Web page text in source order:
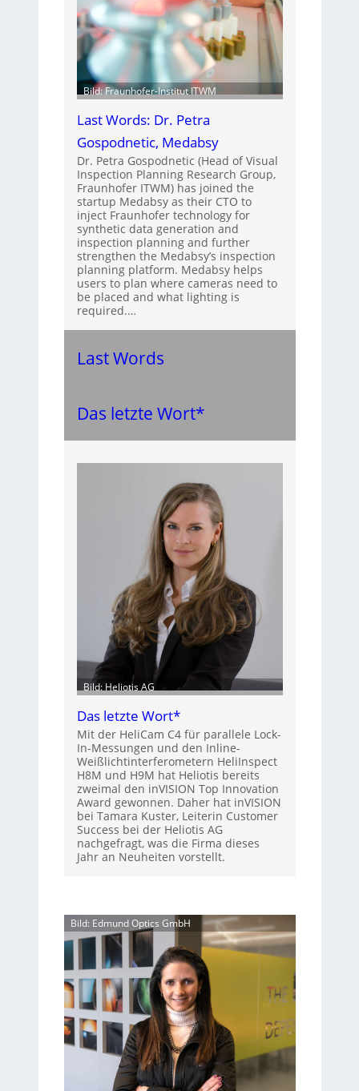
Bild: Fraunhofer-Institut ITWM
Last Words: Dr. Petra
Gospodnetic, Medabsy
Dr. Petra Gospodnetic (Head of Visual
Inspection Planning Research Group,
Fraunhofer ITWM) has joined the
startup Medabsy as their CTO to
inject Fraunhofer technology for
synthetic data generation and
inspection planning and further
strengthen the Medabsy’s inspection
planning platform. Medabsy helps
users to plan where cameras need to
be placed and what lighting is
required.…
Last Words
Das letzte Wort*
Bild: Heliotis AG
Das letzte Wort*
Mit der HeliCam C4 für parallele Lock-
In-Messungen und den Inline-
Weißlichtinterferometern HeliInspect
H8M und H9M hat Heliotis bereits
zweimal den inVISION Top Innovation
Award gewonnen. Daher hat inVISION
bei Tamara Kuster, Leiterin Customer
Success bei der Heliotis AG
nachgefragt, was die Firma dieses
Jahr an Neuheiten vorstellt.
Bild: Edmund Optics GmbH